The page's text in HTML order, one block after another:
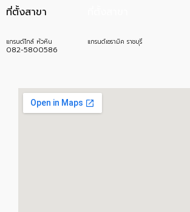
ที่ตั้งสาขา
แกรนด์ไทล์ หัวหิน
082-5800586
แกรนด์เซรามิค ราชบุรี